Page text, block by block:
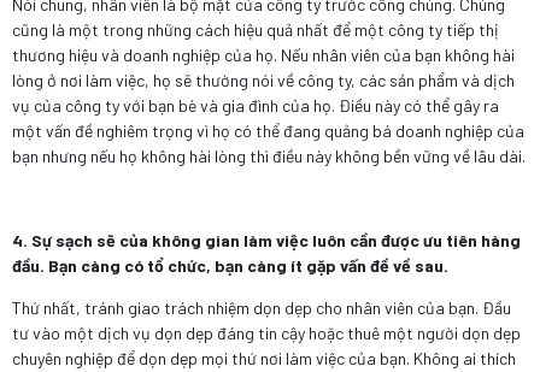
Nói chung, nhân viên là bộ mặt của công ty trước công chúng. Chúng
cũng là một trong những cách hiệu quả nhất để một công ty tiếp thị
thương hiệu và doanh nghiệp của họ. Nếu nhân viên của bạn không hài
lòng ở nơi làm việc, họ sẽ thường nói về công ty, các sản phẩm và dịch
vụ của công ty với bạn bè và gia đình của họ. Điều này có thể gây ra
một vấn đề nghiêm trọng vì họ có thể đang quảng bá doanh nghiệp của
bạn nhưng nếu họ không hài lòng thì điều này không bền vững về lâu dài.
4. Sự sạch sẽ của không gian làm việc luôn cần được ưu tiên hàng
đầu. Bạn càng có tổ chức, bạn càng ít gặp vấn đề về sau.
Thứ nhất, tránh giao trách nhiệm dọn dẹp cho nhân viên của bạn. Đầu
tư vào một dịch vụ dọn dẹp đáng tin cậy hoặc thuê một người dọn dẹp
chuyên nghiệp để dọn dẹp mọi thứ nơi làm việc của bạn. Không ai thích